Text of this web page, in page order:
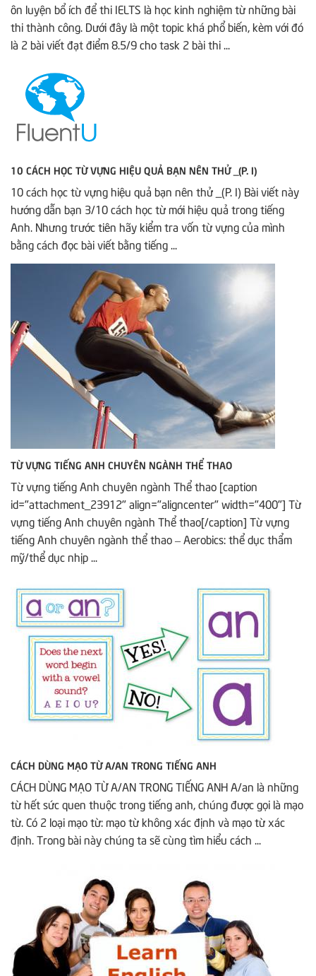
ôn luyện bổ ích để thi IELTS là học kinh nghiệm từ những bài
thi thành công. Dưới đây là một topic khá phổ biến, kèm với đó
là 2 bài viết đạt điểm 8.5/9 cho task 2 bài thi ...
10 CÁCH HỌC TỪ VỰNG HIỆU QUẢ BẠN NÊN THỬ _(P. I)
10 cách học từ vựng hiệu quả bạn nên thử _(P. I) Bài viết này
hướng dẫn bạn 3/10 cách học từ mới hiệu quả trong tiếng
Anh. Nhưng trước tiên hãy kiểm tra vốn từ vựng của mình
bằng cách đọc bài viết bằng tiếng ...
TỪ VỰNG TIẾNG ANH CHUYÊN NGÀNH THỂ THAO
Từ vựng tiếng Anh chuyên ngành Thể thao [caption
id="attachment_23912" align="aligncenter" width="400"] Từ
vựng tiếng Anh chuyên ngành Thể thao[/caption] Từ vựng
tiếng Anh chuyên ngành thể thao – Aerobics: thể dục thẩm
mỹ/thể dục nhịp ...
CÁCH DÙNG MẠO TỪ A/AN TRONG TIẾNG ANH
CÁCH DÙNG MẠO TỪ A/AN TRONG TIẾNG ANH A/an là những
từ hết sức quen thuộc trong tiếng anh, chúng được gọi là mạo
từ. Có 2 loại mạo từ: mạo từ không xác định và mạo từ xác
định. Trong bài này chúng ta sẽ cùng tìm hiểu cách ...